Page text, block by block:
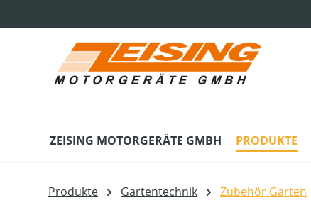
ZEISING MOTORGERÄTE GMBH PRODUKTE
Produkte Gartentechnik Zubehör Garten